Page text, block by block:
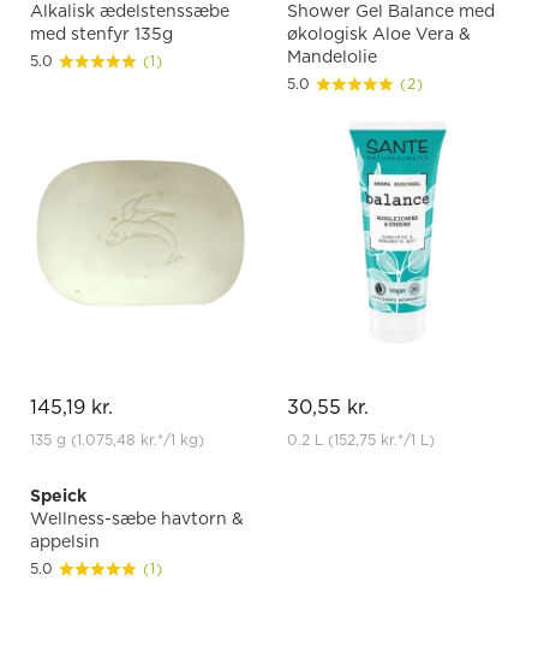
Alkalisk ædelstenssæbe
med stenfyr 135g
5.0 (1)
145,19 kr.
135 g (1.075,48 kr.*/1 kg)
Shower Gel Balance med
økologisk Aloe Vera &
Mandelolie
5.0 (2)
30,55 kr.
0.2 L (152,75 kr.*/1 L)
Speick
Wellness-sæbe havtorn &
appelsin
5.0 (1)